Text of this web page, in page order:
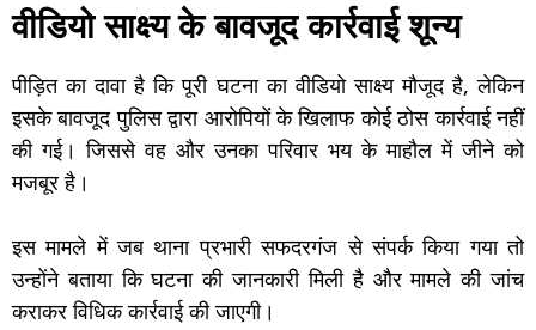
वीडियो साक्ष्य के बावजूद कार्रवाई शून्य
पीड़ित का दावा है कि पूरी घटना का वीडियो साक्ष्य मौजूद है, लेकिन
इसके बावजूद पुलिस द्वारा आरोपियों के खिलाफ कोई ठोस कार्रवाई नहीं
की गई। जिससे वह और उनका परिवार भय के माहौल में जीने को
मजबूर है।
इस मामले में जब थाना प्रभारी सफदरगंज से संपर्क किया गया तो
उन्होंने बताया कि घटना की जानकारी मिली है और मामले की जांच
कराकर विधिक कार्रवाई की जाएगी।